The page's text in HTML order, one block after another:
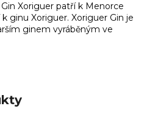
Xoriguer patří k Menorce
ginu Xoriguer. Xoriguer Gin je
ginem vyráběným ve